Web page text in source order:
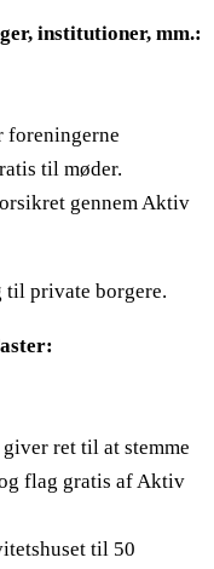
institutioner, mm.:
foreningerne
til møder.
gennem Aktiv
til private borgere.
ret til at stemme
flag gratis af Aktiv
til 50